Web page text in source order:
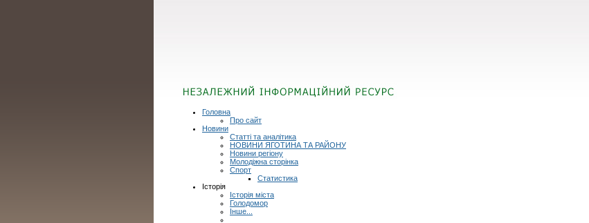
Головна
Про сайт
Новини
Статті та аналітика
НОВИНИ ЯГОТИНА ТА РАЙОНУ
Новини регіону
Молодіжна сторінка
Спорт
Статистика
Історія
Історія міста
Голодомор
Інше...